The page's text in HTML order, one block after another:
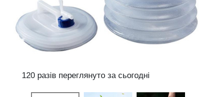
120 разів переглянуто за сьогодні